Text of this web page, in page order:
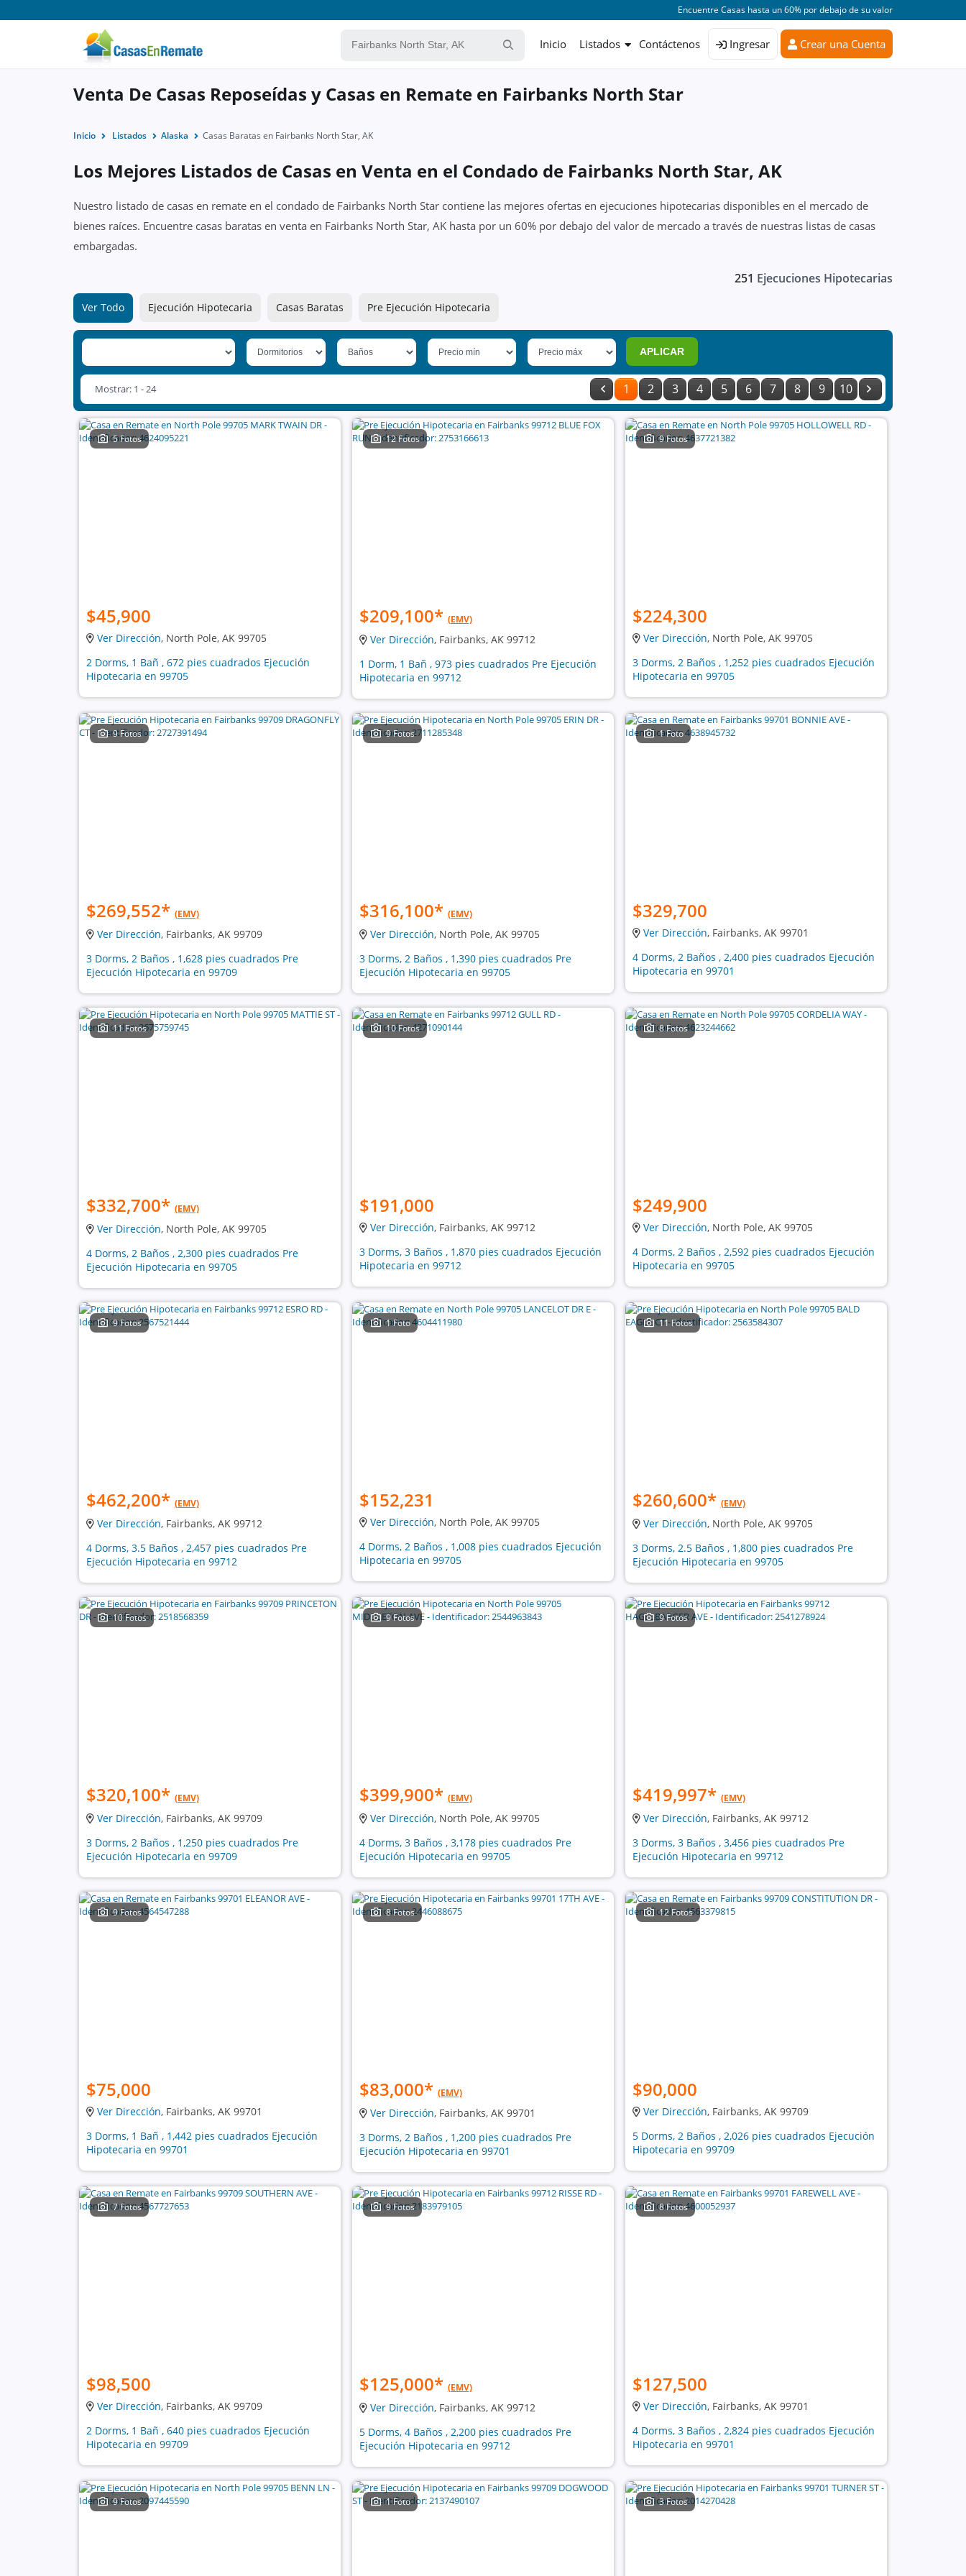
Encuentre Casas hasta un 60% por debajo de su valor
Inicio Listados Contáctenos Ingresar Crear una Cuenta
Venta De Casas Reposeídas y Casas en Remate en Fairbanks North Star
Inicio Listados Alaska Casas Baratas en Fairbanks North Star, AK
Los Mejores Listados de Casas en Venta en el Condado de Fairbanks North Star, AK
Nuestro listado de casas en remate en el condado de Fairbanks North Star contiene las mejores ofertas en ejecuciones hipotecarias disponibles en el mercado de
bienes raíces. Encuentre casas baratas en venta en Fairbanks North Star, AK hasta por un 60% por debajo del valor de mercado a través de nuestras listas de casas
embargadas.
251 Ejecuciones Hipotecarias
Ver Todo Ejecución Hipotecaria Casas Baratas Pre Ejecución Hipotecaria
APLICAR
1 2 3 4 5 6 7 8 9 10
Mostrar: 1 - 24
5 Fotos
$45,900
Ver Dirección, North Pole, AK 99705
2 Dorms, 1 Bañ , 672 pies cuadrados Ejecución
Hipotecaria en 99705
12 Fotos
$209,100* (EMV)
Ver Dirección, Fairbanks, AK 99712
1 Dorm, 1 Bañ , 973 pies cuadrados Pre Ejecución
Hipotecaria en 99712
9 Fotos
$224,300
Ver Dirección, North Pole, AK 99705
3 Dorms, 2 Baños , 1,252 pies cuadrados Ejecución
Hipotecaria en 99705
9 Fotos
$269,552* (EMV)
Ver Dirección, Fairbanks, AK 99709
3 Dorms, 2 Baños , 1,628 pies cuadrados Pre
Ejecución Hipotecaria en 99709
9 Fotos
$316,100* (EMV)
Ver Dirección, North Pole, AK 99705
3 Dorms, 2 Baños , 1,390 pies cuadrados Pre
Ejecución Hipotecaria en 99705
1 Foto
$329,700
Ver Dirección, Fairbanks, AK 99701
4 Dorms, 2 Baños , 2,400 pies cuadrados Ejecución
Hipotecaria en 99701
11 Fotos
$332,700* (EMV)
Ver Dirección, North Pole, AK 99705
4 Dorms, 2 Baños , 2,300 pies cuadrados Pre
Ejecución Hipotecaria en 99705
10 Fotos
$191,000
Ver Dirección, Fairbanks, AK 99712
3 Dorms, 3 Baños , 1,870 pies cuadrados Ejecución
Hipotecaria en 99712
8 Fotos
$249,900
Ver Dirección, North Pole, AK 99705
4 Dorms, 2 Baños , 2,592 pies cuadrados Ejecución
Hipotecaria en 99705
9 Fotos
$462,200* (EMV)
Ver Dirección, Fairbanks, AK 99712
4 Dorms, 3.5 Baños , 2,457 pies cuadrados Pre
Ejecución Hipotecaria en 99712
1 Foto
$152,231
Ver Dirección, North Pole, AK 99705
4 Dorms, 2 Baños , 1,008 pies cuadrados Ejecución
Hipotecaria en 99705
11 Fotos
$260,600* (EMV)
Ver Dirección, North Pole, AK 99705
3 Dorms, 2.5 Baños , 1,800 pies cuadrados Pre
Ejecución Hipotecaria en 99705
10 Fotos
$320,100* (EMV)
Ver Dirección, Fairbanks, AK 99709
3 Dorms, 2 Baños , 1,250 pies cuadrados Pre
Ejecución Hipotecaria en 99709
9 Fotos
$399,900* (EMV)
Ver Dirección, North Pole, AK 99705
4 Dorms, 3 Baños , 3,178 pies cuadrados Pre
Ejecución Hipotecaria en 99705
9 Fotos
$419,997* (EMV)
Ver Dirección, Fairbanks, AK 99712
3 Dorms, 3 Baños , 3,456 pies cuadrados Pre
Ejecución Hipotecaria en 99712
9 Fotos
$75,000
Ver Dirección, Fairbanks, AK 99701
3 Dorms, 1 Bañ , 1,442 pies cuadrados Ejecución
Hipotecaria en 99701
8 Fotos
$83,000* (EMV)
Ver Dirección, Fairbanks, AK 99701
3 Dorms, 2 Baños , 1,200 pies cuadrados Pre
Ejecución Hipotecaria en 99701
12 Fotos
$90,000
Ver Dirección, Fairbanks, AK 99709
5 Dorms, 2 Baños , 2,026 pies cuadrados Ejecución
Hipotecaria en 99709
7 Fotos
$98,500
Ver Dirección, Fairbanks, AK 99709
2 Dorms, 1 Bañ , 640 pies cuadrados Ejecución
Hipotecaria en 99709
9 Fotos
$125,000* (EMV)
Ver Dirección, Fairbanks, AK 99712
5 Dorms, 4 Baños , 2,200 pies cuadrados Pre
Ejecución Hipotecaria en 99712
8 Fotos
$127,500
Ver Dirección, Fairbanks, AK 99701
4 Dorms, 3 Baños , 2,824 pies cuadrados Ejecución
Hipotecaria en 99701
9 Fotos 1 Foto 3 Fotos